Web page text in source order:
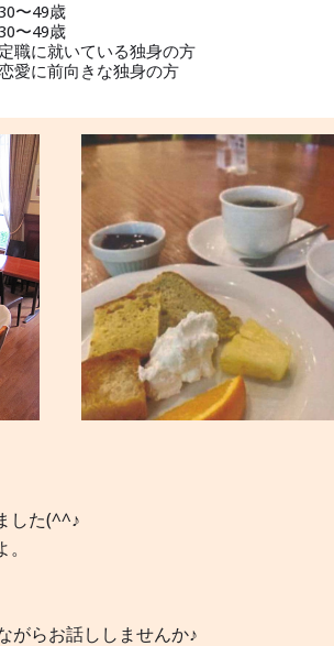
〜49歳
〜49歳
職に就いている独身の方
愛に前向きな独身の方
した(^^♪
がらお話ししませんか♪